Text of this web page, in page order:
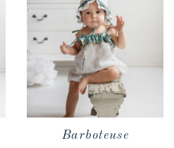
Barboteuse